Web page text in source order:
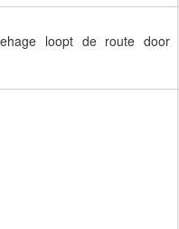
loopt de route door